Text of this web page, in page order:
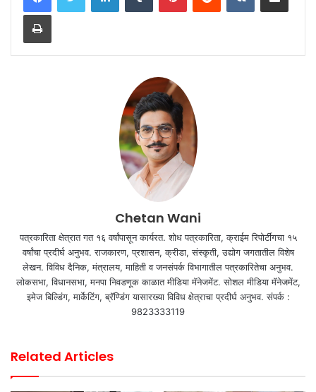
Print
Chetan Wani
पत्रकारिता क्षेत्रात गत १६ वर्षांपासून कार्यरत. शोध पत्रकारिता, क्राईम रिपोर्टींगचा १५
वर्षांचा प्रदीर्घ अनुभव. राजकारण, प्रशासन, क्रीडा, संस्कृती, उद्योग जगतातील विशेष
लेखन. विविध दैनिक, मंत्रालय, माहिती व जनसंपर्क विभागातील पत्रकारितेचा अनुभव.
लोकसभा, विधानसभा, मनपा निवडणूक काळात मीडिया मॅनेजमेंट. सोशल मीडिया मॅनेजमेंट,
इमेज बिल्डिंग, मार्केटिंग, ब्रॅण्डिंग यासारख्या विविध क्षेत्राचा प्रदीर्घ अनुभव. संपर्क :
9823333119
Related Articles